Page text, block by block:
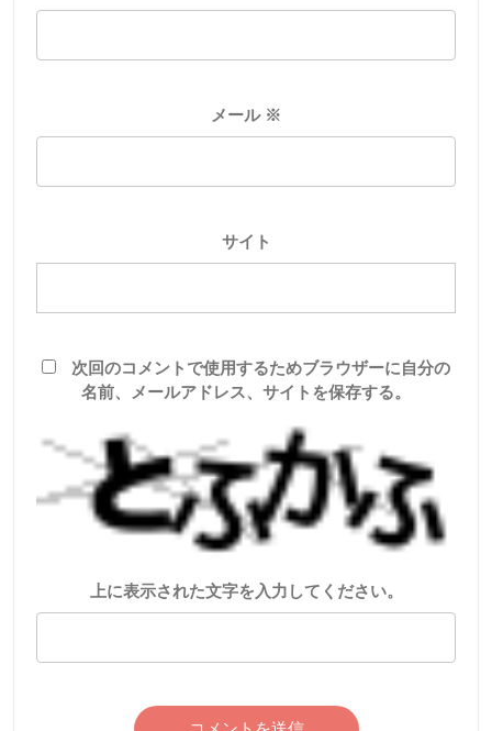
メール ※
サイト
次回のコメントで使用するためブラウザーに自分の
名前、メールアドレス、サイトを保存する。
上に表示された文字を入力してください。